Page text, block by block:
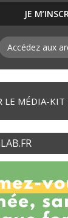
Accédez aux
LE MÉDIA-KIT